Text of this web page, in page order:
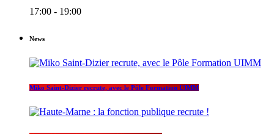
17:00 - 19:00
News
Miko Saint-Dizier recrute, avec le Pôle Formation UIMM